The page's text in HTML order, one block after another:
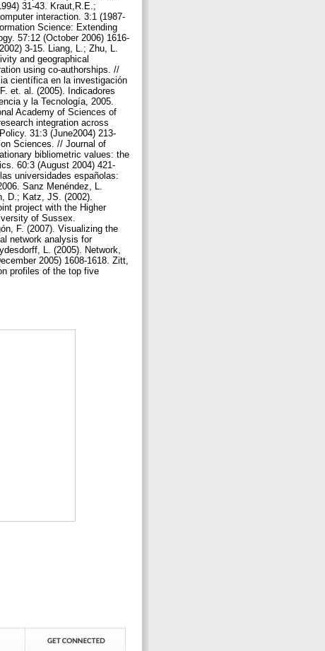
31-43. Kraut,R.E.;
interaction. 3:1 (1987-
Science: Extending
57:12 (October 2006) 1616-
3-15. Liang, L.; Zhu, L.
and geographical
using co-authorships. //
científica en la investigación
et. al. (2005). Indicadores
y la Tecnología, 2005.
Academy of Sciences of
integration across
31:3 (June2004) 213-
Sciences. // Journal of
bibliometric values: the
60:3 (August 2004) 421-
universidades españolas:
Sanz Menéndez, L.
D.; Katz, JS. (2002).
project with the Higher
of Sussex.
F. (2007). Visualizing the
network analysis for
L. (2005). Network,
2005) 1608-1618. Zitt,
profiles of the top five